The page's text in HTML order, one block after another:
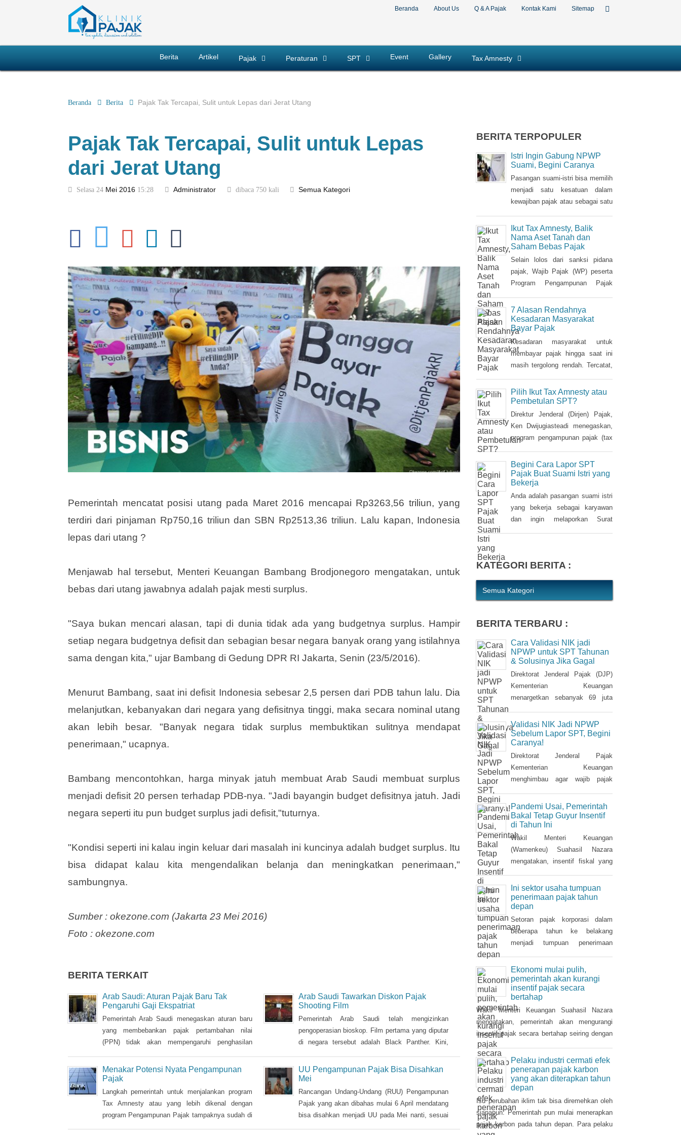
Beranda About Us Q & A Pajak Kontak Kami Sitemap
Berita Artikel Pajak Peraturan SPT Event Gallery Tax Amnesty
Beranda Berita Pajak Tak Tercapai, Sulit untuk Lepas dari Jerat Utang
Pajak Tak Tercapai, Sulit untuk Lepas
dari Jerat Utang
Selasa 24 Mei 2016 15:28 Administrator dibaca 750 kali Semua Kategori
Pemerintah mencatat posisi utang pada Maret 2016 mencapai Rp3263,56 triliun, yang
terdiri dari pinjaman Rp750,16 triliun dan SBN Rp2513,36 triliun. Lalu kapan, Indonesia
lepas dari utang ?
Menjawab hal tersebut, Menteri Keuangan Bambang Brodjonegoro mengatakan, untuk
bebas dari utang jawabnya adalah pajak mesti surplus.
"Saya bukan mencari alasan, tapi di dunia tidak ada yang budgetnya surplus. Hampir
setiap negara budgetnya defisit dan sebagian besar negara banyak orang yang istilahnya
sama dengan kita," ujar Bambang di Gedung DPR RI Jakarta, Senin (23/5/2016).
Menurut Bambang, saat ini defisit Indonesia sebesar 2,5 persen dari PDB tahun lalu. Dia
melanjutkan, kebanyakan dari negara yang defisitnya tinggi, maka secara nominal utang
akan lebih besar. "Banyak negara tidak surplus membuktikan sulitnya mendapat
penerimaan," ucapnya.
Bambang mencontohkan, harga minyak jatuh membuat Arab Saudi membuat surplus
menjadi defisit 20 persen terhadap PDB-nya. "Jadi bayangin budget defisitnya jatuh. Jadi
negara seperti itu pun budget surplus jadi defisit,"tuturnya.
"Kondisi seperti ini kalau ingin keluar dari masalah ini kuncinya adalah budget surplus. Itu
bisa didapat kalau kita mengendalikan belanja dan meningkatkan penerimaan,"
sambungnya.
Sumber : okezone.com (Jakarta 23 Mei 2016)
Foto : okezone.com
BERITA TERKAIT
Arab Saudi: Aturan Pajak Baru Tak
Pengaruhi Gaji Ekspatriat
Pemerintah Arab Saudi menegaskan aturan baru
yang membebankan pajak pertambahan nilai
(PPN) tidak akan mempengaruhi penghasilan
akan dikenakan pajak 10 persen dari
Arab Saudi Tawarkan Diskon Pajak
Shooting Film
Pemerintah Arab Saudi telah mengizinkan
pengoperasian bioskop. Film pertama yang diputar
di negara tersebut adalah Black Panther. Kini,
negara mereka.
Menakar Potensi Nyata Pengampunan
Pajak
Langkah pemerintah untuk menjalankan program
Tax Amnesty atau yang lebih dikenal dengan
program Pengampunan Pajak tampaknya sudah di
UU Pengampunan Pajak Bisa Disahkan
Mei
Rancangan Undang-Undang (RUU) Pengampunan
Pajak yang akan dibahas mulai 6 April mendatang
bisa disahkan menjadi UU pada Mei nanti, sesuai
BERITA TERPOPULER
Istri Ingin Gabung NPWP
Suami, Begini Caranya
Pasangan suami-istri bisa memilih
menjadi satu kesatuan dalam
kewajiban pajak atau sebagai satu
sudah memiliki NPWP, maka
harus dihapuskan dan dialihkan ke
suami. Bagaimana caranya?
Ikut Tax Amnesty, Balik
Nama Aset Tanah dan
Saham Bebas Pajak
Selain lolos dari sanksi pidana
pajak, Wajib Pajak (WP) peserta
Program Pengampunan Pajak
penghasilan (PPh) oleh
pemerintah. Insentif ini dapat
diperoleh jika pemohon melakukan
balik nama atas harta berupa
saham dan harta tidak bergerak,
7 Alasan Rendahnya
Kesadaran Masyarakat
Bayar Pajak
Kesadaran masyarakat untuk
membayar pajak hingga saat ini
masih tergolong rendah. Tercatat,
persen, lebih rendah dibandingkan
Pilih Ikut Tax Amnesty atau
Pembetulan SPT?
Direktur Jenderal (Dirjen) Pajak,
Ken Dwijugiasteadi menegaskan,
program pengampunan pajak (tax
(WP). WP berhak untuk memilih
pembetulan Surat Pemberitahuan
(SPT) Tahunan Pajak Penghasilan
(PPh) dengan aturan main yang
berbeda, salah satunya mengenai
Begini Cara Lapor SPT
Pajak Buat Suami Istri yang
Bekerja
Anda adalah pasangan suami istri
yang bekerja sebagai karyawan
dan ingin melaporkan Surat
bisa Anda lakukan. Saat
di Jakarta, Rabu (30/3/2016),
Kepala Kantor Pelayanan Pajak
Dwi Astuti memberikan
suami atau istri
KATEGORI BERITA :
Semua Kategori
BERITA TERBARU :
Cara Validasi NIK jadi
NPWP untuk SPT Tahunan
& Solusinya Jika Gagal
Direktorat Jenderal Pajak (DJP)
Kementerian Keuangan
menargetkan sebanyak 69 juta
Pokok Wajib Pajik (NPWP).
Simak cara validasi NIK jadi
NPWP jelang pelaporan SPT
Tahunan.Hingga 8 Januari 2023,
DJP mencatat baru 53 juta NIK
integrasi, nantinya pelayanan
dapat lebih
Validasi NIK Jadi NPWP
Sebelum Lapor SPT, Begini
Caranya!
Direktorat Jenderal Pajak
Kementerian Keuangan
menghimbau agar wajib pajak
Nomor Pokok Wajib Pajak
(NPWP) sebelum pelaporan
SPT Tahunan 2022. Hal ini sejalan
dengan sudah mulai
diterapkannya Peraturan Menteri
yang menjadi aturan turunan
Peraturan Presiden Nomor 83
Tahun 2021 dan
Pandemi Usai, Pemerintah
Bakal Tetap Guyur Insentif
di Tahun Ini
Wakil Menteri Keuangan
(Wamenkeu) Suahasil Nazara
mengatakan, insentif fiskal yang
fiskal itu di antaranya insentif
pajak penjualan barang mewah
ditanggung pemerintah ( PpnBM
DTP) untuk sektor otomotif
maupun insentif pajak
sektor properti.
Ini sektor usaha tumpuan
penerimaan pajak tahun
depan
Setoran pajak korporasi dalam
beberapa tahun ke belakang
menjadi tumpuan penerimaan
mulai mencari sektor usaha yang
berpotensi memberikan
sumbangsih besar di tahun depan.
Ekonomi mulai pulih,
pemerintah akan kurangi
insentif pajak secara
bertahap
Wakil Menteri Keuangan Suahasil Nazara
mengatakan, pemerintah akan mengurangi
insentif pajak secara bertahap seiring dengan
perbaikan dan pemulihan ekonomi nasional.
Pelaku industri cermati efek
penerapan pajak karbon
yang akan diterapkan tahun
depan
Isu perubahan iklim tak bisa diremehkan oleh
siapapun. Pemerintah pun mulai menerapkan
pajak karbon pada tahun depan. Para pelaku
industri perlu mencermati dampak pengenaan